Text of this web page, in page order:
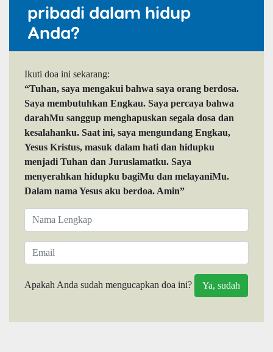
pribadi dalam hidup
Anda?
Ikuti doa ini sekarang:
“Tuhan, saya mengakui bahwa saya orang berdosa.
Saya membutuhkan Engkau. Saya percaya bahwa
darahMu sanggup menghapuskan segala dosa dan
kesalahanku. Saat ini, saya mengundang Engkau,
Yesus Kristus, masuk dalam hati dan hidupku
menjadi Tuhan dan Juruslamatku. Saya
menyerahkan hidupku bagiMu dan melayaniMu.
Dalam nama Yesus aku berdoa. Amin”
Apakah Anda sudah mengucapkan doa ini?